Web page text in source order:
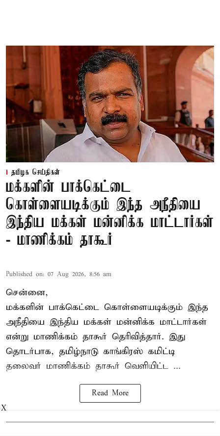
தமிழக செய்திகள்
மக்களின் பாக்கெட்டை
கொள்ளையடிக்கும் இந்த அநீதியை
இந்திய மக்கள் மன்னிக்க மாட்டார்கள்
- மாணிக்கம் தாகூர்
Published on: 07 Aug 2026, 8:56 am
சென்னை,
மக்களின் பாக்கெட்டை கொள்ளையடிக்கும் இந்த
அநீதியை இந்திய மக்கள் மன்னிக்க மாட்டார்கள்
என்று மாணிக்கம் தாகூர் தெரிவித்தார். இது
தொடர்பாக, தமிழ்நாடு காங்கிரஸ் கமிட்டி
தலைவர் மாணிக்கம் தாகூர் வெளியிட்ட ...
Read More
X